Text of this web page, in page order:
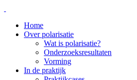
Home
Over polarisatie
Wat is polarisatie?
Onderzoeksresultaten
Vorming
In de praktijk